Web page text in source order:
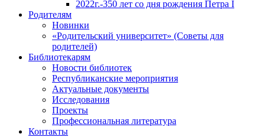
2022г.-350 лет со дня рождения Петра I
Родителям
Новинки
«Родительский университет» (Советы для
родителей)
Библиотекарям
Новости библиотек
Республиканские мероприятия
Актуальные документы
Исследования
Проекты
Профессиональная литература
Контакты